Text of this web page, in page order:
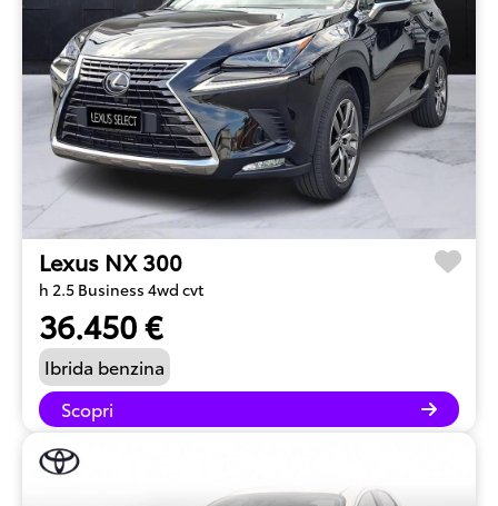
Lexus NX 300
h 2.5 Business 4wd cvt
36.450 €
Ibrida benzina
Scopri